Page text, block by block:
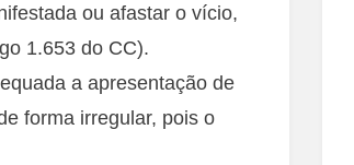
ou afastar o vício,
1.653 do CC).
a apresentação de
forma irregular, pois o